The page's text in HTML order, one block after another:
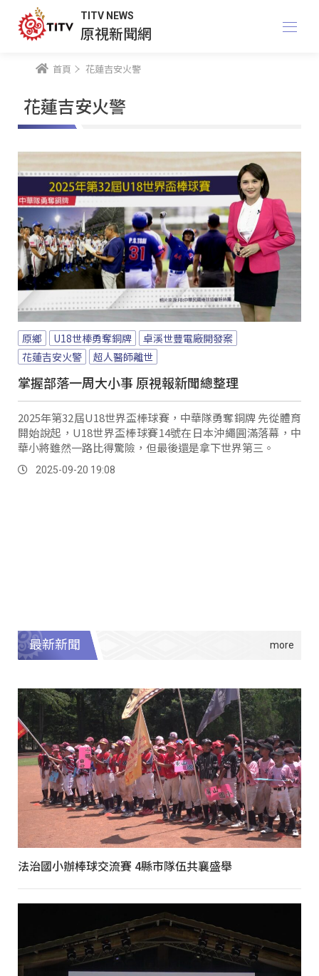
TITV NEWS
原視新聞網
首頁 花蓮吉安火警
花蓮吉安火警
原鄉 U18世棒勇奪銅牌
卓溪世豐電廠開發案
花蓮吉安火警
超人醫師離世
掌握部落一周大小事 原視報新聞總整理
2025年第32屆U18世界盃棒球賽，中華隊勇奪銅牌 先從體育
開始說起，U18世界盃棒球賽14號在日本沖繩圓滿落幕，中
華小將雖然一路比得驚險，但最後還是拿下世界第三。
2025-09-20 19:08
最新新聞
法治國小辦棒球交流賽 4縣市隊伍共襄盛舉